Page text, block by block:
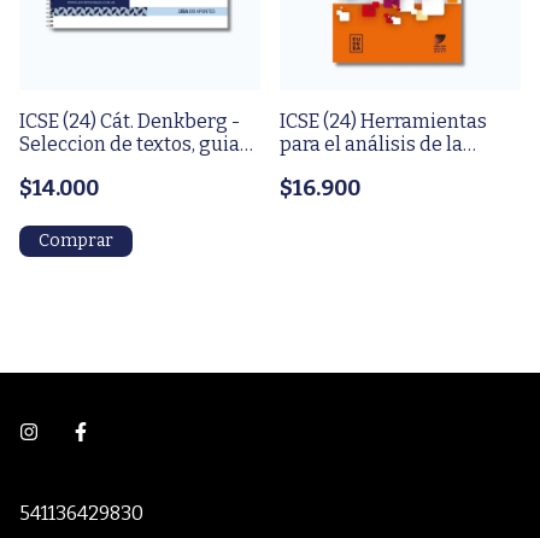
ICSE (24) Cát. Denkberg -
Seleccion de textos, guias
$14.000
ICSE (24) Herramientas
para el análisis de la
Pedrosa (Libro original)
$16.900
541136429830